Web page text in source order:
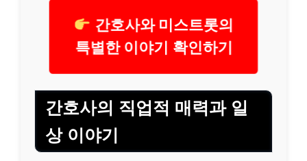
간호사와 미스트롯의
특별한 이야기 확인하기
간호사의 직업적 매력과 일
상 이야기